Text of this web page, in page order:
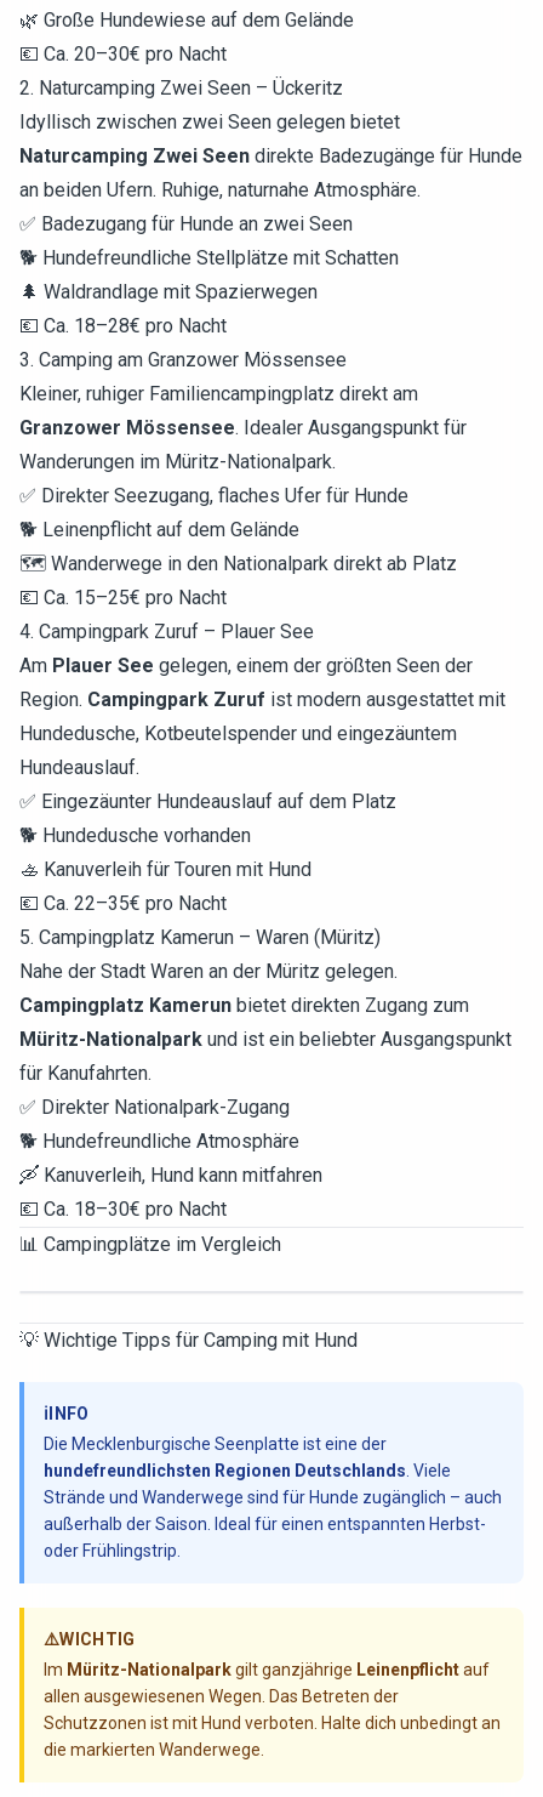
🌿 Große Hundewiese auf dem Gelände
💶 Ca. 20–30€ pro Nacht
2. Naturcamping Zwei Seen – Ückeritz
Idyllisch zwischen zwei Seen gelegen bietet
Naturcamping Zwei Seen direkte Badezugänge für Hunde
an beiden Ufern. Ruhige, naturnahe Atmosphäre.
✅ Badezugang für Hunde an zwei Seen
🐕 Hundefreundliche Stellplätze mit Schatten
🌲 Waldrandlage mit Spazierwegen
💶 Ca. 18–28€ pro Nacht
3. Camping am Granzower Mössensee
Kleiner, ruhiger Familiencampingplatz direkt am
Granzower Mössensee. Idealer Ausgangspunkt für
Wanderungen im Müritz-Nationalpark.
✅ Direkter Seezugang, flaches Ufer für Hunde
🐕 Leinenpflicht auf dem Gelände
🗺️ Wanderwege in den Nationalpark direkt ab Platz
💶 Ca. 15–25€ pro Nacht
4. Campingpark Zuruf – Plauer See
Am Plauer See gelegen, einem der größten Seen der
Region. Campingpark Zuruf ist modern ausgestattet mit
Hundedusche, Kotbeutelspender und eingezäuntem
Hundeauslauf.
✅ Eingezäunter Hundeauslauf auf dem Platz
🐕 Hundedusche vorhanden
🚣 Kanuverleih für Touren mit Hund
💶 Ca. 22–35€ pro Nacht
5. Campingplatz Kamerun – Waren (Müritz)
Nahe der Stadt Waren an der Müritz gelegen.
Campingplatz Kamerun bietet direkten Zugang zum
Müritz-Nationalpark und ist ein beliebter Ausgangspunkt
für Kanufahrten.
✅ Direkter Nationalpark-Zugang
🐕 Hundefreundliche Atmosphäre
🛶 Kanuverleih, Hund kann mitfahren
💶 Ca. 18–30€ pro Nacht
📊 Campingplätze im Vergleich
💡 Wichtige Tipps für Camping mit Hund
ℹ️ INFO
Die Mecklenburgische Seenplatte ist eine der
hundefreundlichsten Regionen Deutschlands . Viele
Strände und Wanderwege sind für Hunde zugänglich – auch
außerhalb der Saison. Ideal für einen entspannten Herbst-
oder Frühlingstrip.
⚠️WICHTIG
Im Müritz-Nationalparkgilt ganzjährige Leinenpflichtauf
allen ausgewiesenen Wegen. Das Betreten der
Schutzzonen ist mit Hund verboten. Halte dich unbedingt an
die markierten Wanderwege.